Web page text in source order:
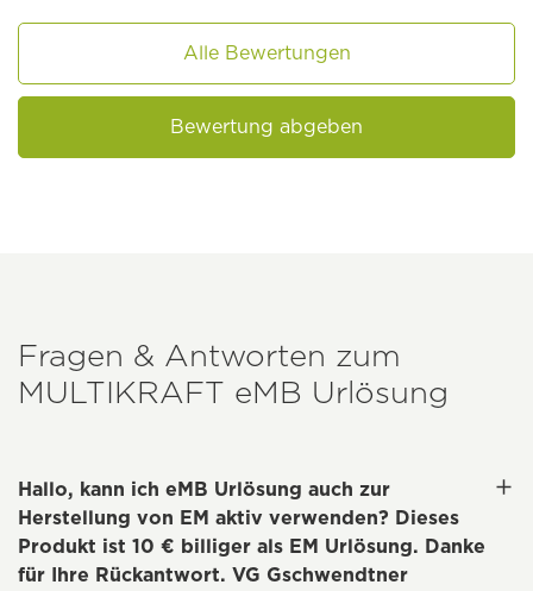
Alle Bewertungen
Bewertung abgeben
Fragen & Antworten zum
MULTIKRAFT eMB Urlösung
Hallo, kann ich eMB Urlösung auch zur
Herstellung von EM aktiv verwenden? Dieses
Produkt ist 10 € billiger als EM Urlösung. Danke
für Ihre Rückantwort. VG Gschwendtner